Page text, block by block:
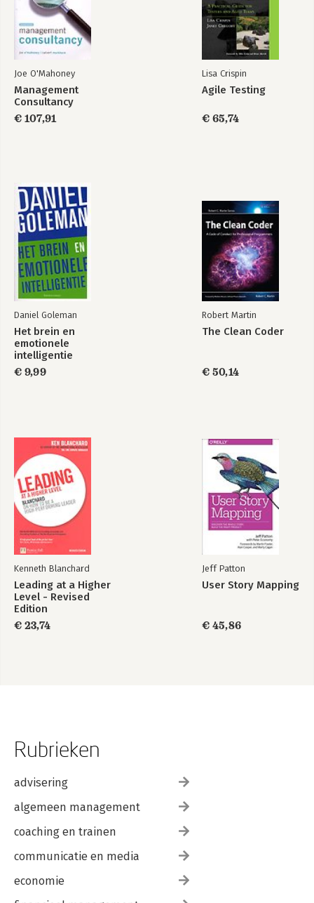
Personal Sales
Management
De gehaakte
Hoofdstuk 5
Vier methoden om door iemand heen te kijken
Hoofdstuk 6
Je brein heeft rare voorkeuren
Noten
Register
Joe O'Mahoney
Management
Consultancy
€ 107,91
Lisa Crispin
Agile Testing
€ 65,74
Daniel Goleman
Het brein en
emotionele
intelligentie
€ 9,99
Robert Martin
The Clean Coder
€ 50,14
Kenneth Blanchard
Leading at a Higher
Level - Revised
Edition
€ 23,74
Jeff Patton
User Story Mapping
€ 45,86
Rubrieken
advisering
algemeen management
coaching en trainen
communicatie en media
economie